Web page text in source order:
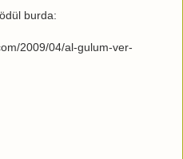
burda:
2009/04/al-gulum-ver-